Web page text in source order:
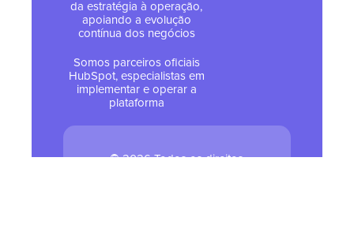
da estratégia à operação,
apoiando a evolução
contínua dos negócios
Somos parceiros oficiais
HubSpot, especialistas em
implementar e operar a
plataforma
© 2026 Todos os direitos